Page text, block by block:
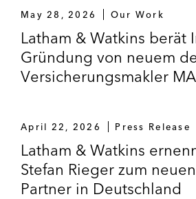
Erwerb von Siemens
Flenders Erwerb von
Thermo Fisher Scientific –
Intel für US$5,9 Milliarden.
Triton – Beratung bei
May 28, 2026 Our Work
Latham & Watkins berät
Gründung von neuem
Versicherungsmakler
April 22, 2026 Press Release
Latham & Watkins
Stefan Rieger zum
Partner in Deutschland